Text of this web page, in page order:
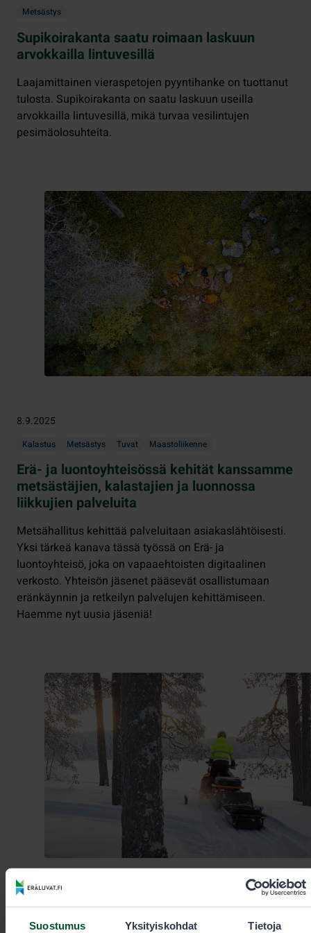
Suostumus Yksityiskohdat Tietoja
Metsästys
Supikoirakanta saatu roimaan laskuun
arvokkailla lintuvesillä
Laajamittainen vieraspetojen pyyntihanke on tuottanut
tulosta. Supikoirakanta on saatu laskuun useilla
arvokkailla lintuvesillä, mikä turvaa vesilintujen
pesimäolosuhteita.
8.9.2025
Kalastus Metsästys Tuvat Maastoliikenne
Erä- ja luontoyhteisössä kehität kanssamme
metsästäjien, kalastajien ja luonnossa
liikkujien palveluita
Metsähallitus kehittää palveluitaan asiakaslähtöisesti.
Yksi tärkeä kanava tässä työssä on Erä- ja
luontoyhteisö, joka on vapaaehtoisten digitaalinen
verkosto. Yhteisön jäsenet pääsevät osallistumaan
eränkäynnin ja retkeilyn palvelujen kehittämiseen.
Haemme nyt uusia jäseniä!
Maastoliikenne